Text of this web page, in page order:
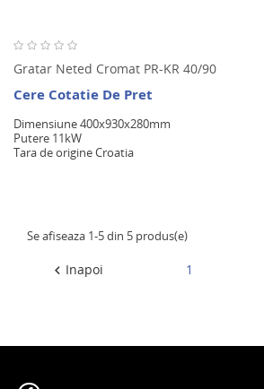
Gratar Neted Cromat PR-KR 40/90
Cere Cotatie De Pret
Dimensiune 400x930x280mm
Putere 11kW
Tara de origine Croatia
Se afiseaza 1-5 din 5 produs(e)
 Inapoi 1